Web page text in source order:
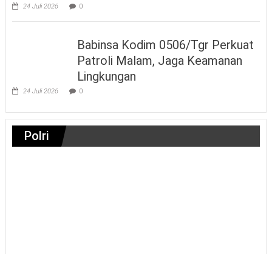
24 Juli 2026 0
Babinsa Kodim 0506/Tgr Perkuat
Patroli Malam, Jaga Keamanan
Lingkungan
24 Juli 2026 0
Polri